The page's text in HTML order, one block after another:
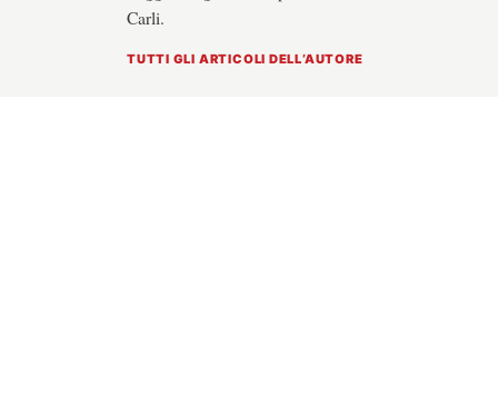
Carli.
TUTTI GLI ARTICOLI DELL’AUTORE